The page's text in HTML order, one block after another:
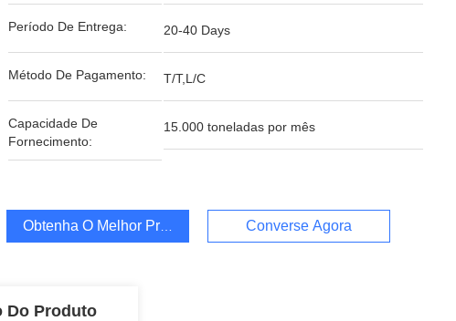
Período De Entrega: 20-40 Days
Método De Pagamento: T/T,L/C
Capacidade De
Fornecimento:
15.000 toneladas por mês
Obtenha O Melhor Preço Converse Agora
Do Produto